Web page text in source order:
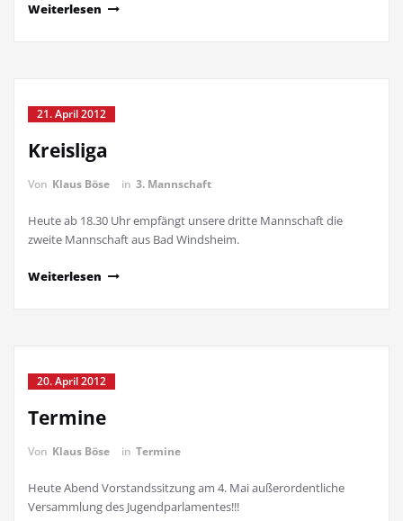
Weiterlesen
21. April 2012
Kreisliga
Von Klaus Böse in 3. Mannschaft
Heute ab 18.30 Uhr empfängt unsere dritte Mannschaft die
zweite Mannschaft aus Bad Windsheim.
Weiterlesen
20. April 2012
Termine
Von Klaus Böse in Termine
Heute Abend Vorstandssitzung am 4. Mai außerordentliche
Versammlung des Jugendparlamentes!!!